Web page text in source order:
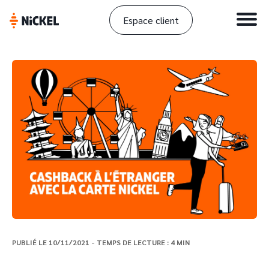
Espace client
PUBLIÉ LE 10/11/2021 - TEMPS DE LECTURE : 4 MIN